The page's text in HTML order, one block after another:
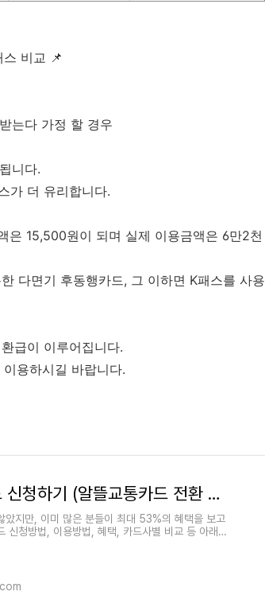
스 비교 📌
는다 가정 할 경우
니다.
가 더 유리합니다.
은 15,500원이 되며 실제 이용금액은 6만2천
다면기 후동행카드, 그 이하면 K패스를 사용
급이 이루어집니다.
용하시길 바랍니다.
K패스교통카드 신청하기 (알뜰교통카드 전환 방법)
았지만, 이미 많은 분들이 최대 53%의 혜택을 보고
신청방법, 이용방법, 혜택, 카드사별 비교 등 아래